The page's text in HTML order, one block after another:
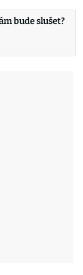
bude slušet?